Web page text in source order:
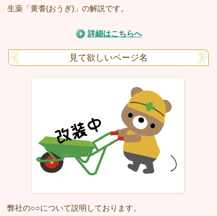
生薬「黄耆(おうぎ)」の解説です。
詳細はこちらへ
見て欲しいページ名
弊社の○○について説明しております。